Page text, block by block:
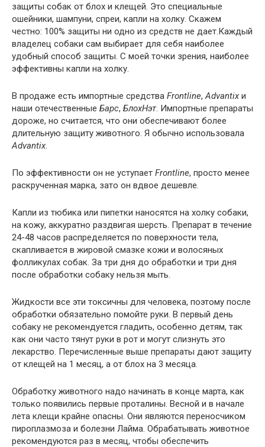
защиты собак от блох и клещей. Это специальные
ошейники, шампуни, спреи, капли на холку. Скажем
честно: 100% защиты ни одно из средств не дает.Каждый
владелец собаки сам выбирает для себя наиболее
удобный способ защиты. С моей точки зрения, наиболее
эффективны капли на холку.
В продаже есть импортные средства Frontline,Advantix и
наши отечественные Барс, БлохНэт. Импортные препараты
дороже, но считается, что они обеспечивают более
длительную защиту животного. Я обычно использовала
Advantix.
По эффективности он не уступает Frontline, просто менее
раскрученная марка, зато он вдвое дешевле.
Капли из тюбика или пипетки наносятся на холку собаки,
на кожу, аккуратно раздвигая шерсть. Препарат в течение
24-48 часов распределяется по поверхности тела,
скапливается в жировой смазке кожи и волосяных
фолликулах собак. За три дня до обработки и три дня
после обработки собаку нельзя мыть.
Жидкости все эти токсичны для человека, поэтому после
обработки обязательно помойте руки. В первый день
собаку не рекомендуется гладить, особенно детям, так
как они часто тянут руки в рот и могут слизнуть это
лекарство. Перечисленные выше препараты дают защиту
от клещей на 1 месяц, а от блох на 3 месяца.
Обработку животного надо начинать в конце марта, как
только появились первые проталины. Весной и в начале
лета клещи крайне опасны. Они являются переносчиком
пироплазмоза и болезни Лайма. Обрабатывать животное
рекомендуются раз в месяц, чтобы обеспечить